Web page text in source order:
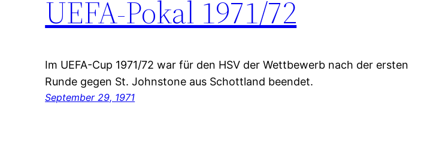
UEFA-Pokal 1971/72
Im UEFA-Cup 1971/72 war für den HSV der Wettbewerb nach der ersten
Runde gegen St. Johnstone aus Schottland beendet.
September 29, 1971